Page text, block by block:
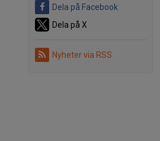
Dela på Facebook
Dela på X
Nyheter via RSS